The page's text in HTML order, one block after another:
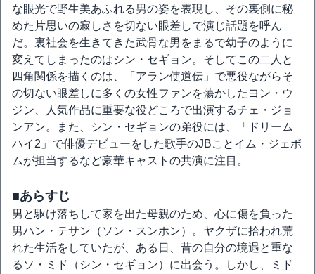
な眼光で野生美あふれる男の姿を表現し、その裏側に秘
めた片思いの寂しさを切ない眼差しで演じ話題を呼ん
だ。裏社会を生きてきた武骨な男をまるで幼子のように
変えてしまったのはシン・セギョン。そしてこの二人と
四角関係を描くのは、「アラン使道伝」で悪役ながらそ
の切ない眼差しに多くの女性ファンを蕩かしたヨン・ウ
ジン、人気作品に重要な役どころで出演するチェ・ジョ
ンアン。また、シン・セギョンの弟役には、「ドリーム
ハイ2」で俳優デビューをした歌手のJBことイム・ジェボ
ムが担当するなど豪華キャストの共演に注目。
■あらすじ
男と駆け落ちして家を出た母親のため、心に傷を負った
男ハン・テサン（ソン・スンホン）。ヤクザに拾われ荒
れた生活をしていたが、ある日、昔の自分の境遇と重な
るソ・ミド（シン・セギョン）に出会う。しかし、ミド